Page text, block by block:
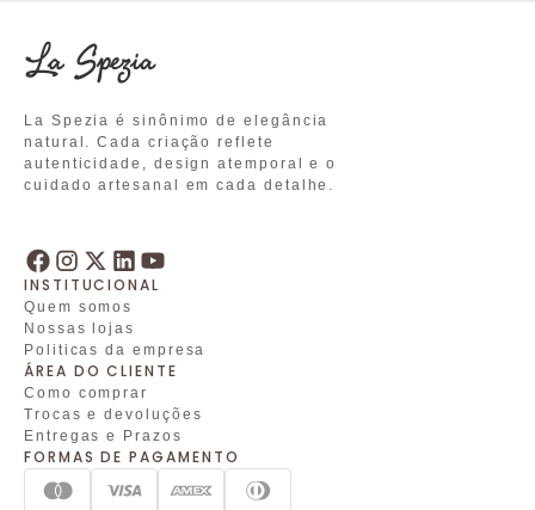
La Spezia é sinônimo de elegância
natural. Cada criação reflete
autenticidade, design atemporal e o
cuidado artesanal em cada detalhe.
INSTITUCIONAL
Quem somos
Nossas lojas
Politicas da empresa
ÁREA DO CLIENTE
Como comprar
Trocas e devoluções
Entregas e Prazos
FORMAS DE PAGAMENTO